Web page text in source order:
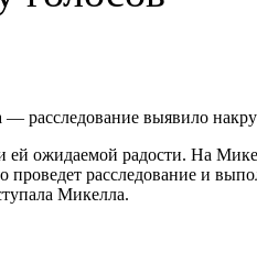
ожидаемой радости. На
расследование и
Микелла.